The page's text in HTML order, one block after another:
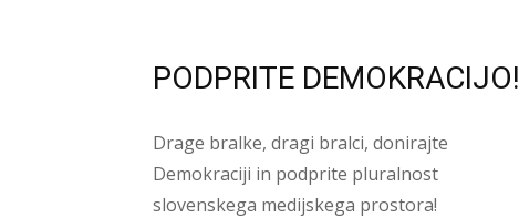
PODPRITE DEMOKRACIJO!
Drage bralke, dragi bralci, donirajte
Demokraciji in podprite pluralnost
slovenskega medijskega prostora!